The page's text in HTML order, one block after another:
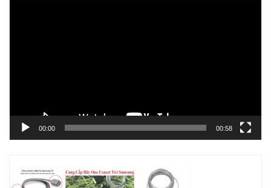
00:00 00:58